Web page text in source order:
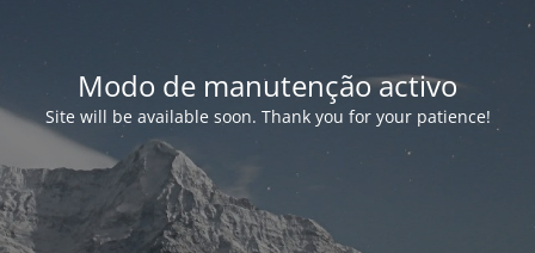
Modo de manutenção activo
Site will be available soon. Thank you for your patience!